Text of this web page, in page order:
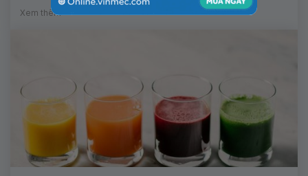
Xem thêm